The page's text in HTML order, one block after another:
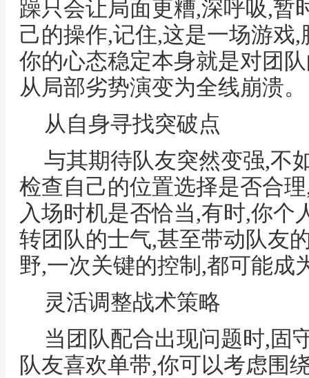
躁只会让局面更糟,深呼吸,暂
己的操作,记住,这是一场游戏
你的心态稳定本身就是对团
从局部劣势演变为全线崩溃。
从自身寻找突破点
与其期待队友突然变强,不
检查自己的位置选择是否合
入场时机是否恰当,有时,你个
转团队的士气,甚至带动队友
野,一次关键的控制,都可能成
灵活调整战术策略
当团队配合出现问题时,固
队友喜欢单带,你可以考虑围